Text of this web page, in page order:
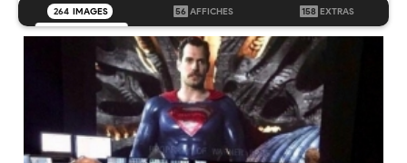
264 IMAGES 56 AFFICHES 158 EXTRAS